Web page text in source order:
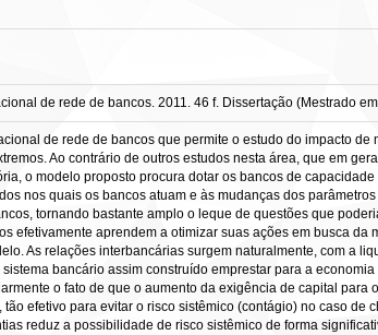
de rede de bancos. 2011. 46 f. Dissertação (Mestrado
de rede de bancos que permite o estudo do impacto
Ao contrário de outros estudos nesta área, que em
o modelo proposto procura dotar os bancos de
nos quais os bancos atuam e às mudanças dos
tornando bastante amplo o leque de questões que
efetivamente aprendem a otimizar suas ações em busca
As relações interbancárias surgem naturalmente, com a
bancário assim construído emprestar para a
o fato de que o aumento da exigência de capital
efetivo para evitar o risco sistêmico (contágio) no caso de
reduz a possibilidade de risco sistêmico de forma